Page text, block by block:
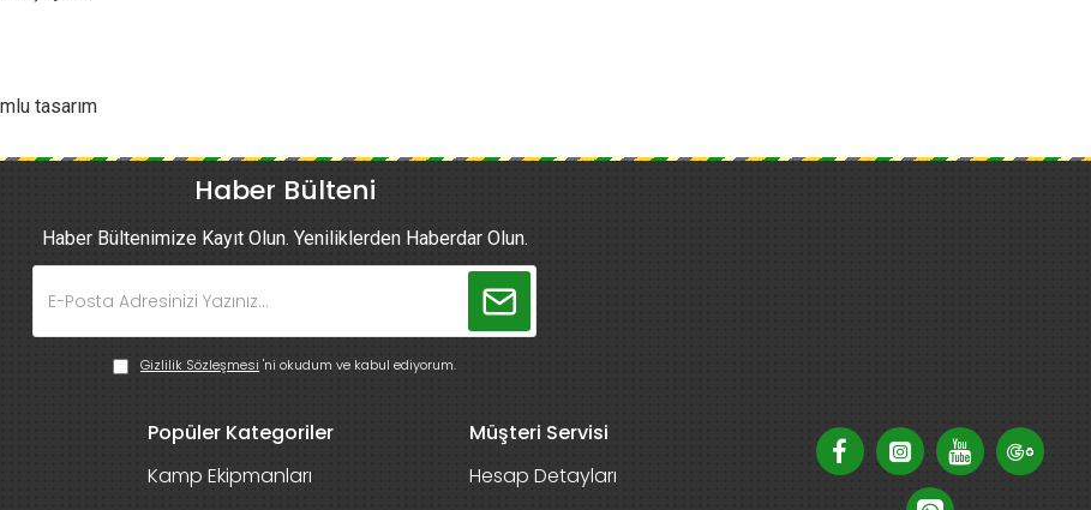
tasarım
Haber Bülteni
Haber Bültenimize Kayıt Olun. Yeniliklerden Haberdar Olun.
Gizlilik Sözleşmesi 'ni okudum ve kabul ediyorum.
Popüler Kategoriler
Kamp Ekipmanları
Müşteri Servisi
Hesap Detayları